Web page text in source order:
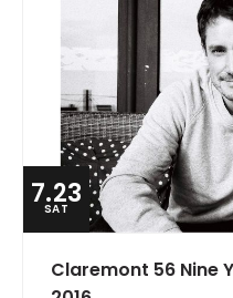
7.23
SAT
Claremont 56 Nine